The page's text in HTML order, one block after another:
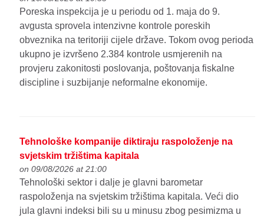
Poreska inspekcija je u periodu od 1. maja do 9.
avgusta sprovela intenzivne kontrole poreskih
obveznika na teritoriji cijele države. Tokom ovog perioda
ukupno je izvršeno 2.384 kontrole usmjerenih na
provjeru zakonitosti poslovanja, poštovanja fiskalne
discipline i suzbijanje neformalne ekonomije.
Tehnološke kompanije diktiraju raspoloženje na
svjetskim tržištima kapitala
on 09/08/2026 at 21:00
Tehnološki sektor i dalje je glavni barometar
raspoloženja na svjetskim tržištima kapitala. Veći dio
jula glavni indeksi bili su u minusu zbog pesimizma u